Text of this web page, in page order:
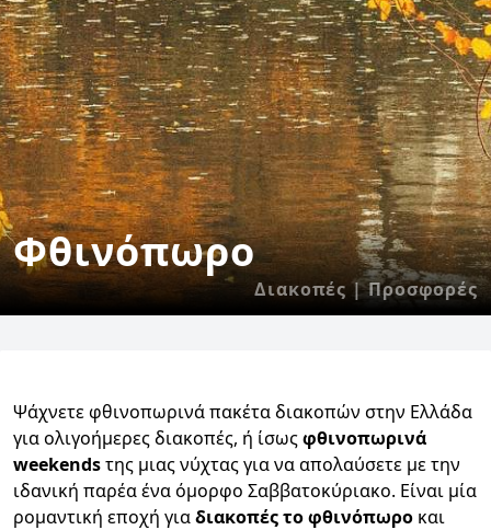
Φθινόπωρο
Διακοπές | Προσφορές
Ψάχνετε φθινοπωρινά πακέτα διακοπών στην Ελλάδα
για ολιγοήμερες διακοπές, ή ίσωςφθινοπωρινά
weekendsτης μιας νύχτας για να απολαύσετε με την
ιδανική παρέα ένα όμορφο Σαββατοκύριακο. Είναι μία
ρομαντική εποχή γιαδιακοπές το φθινόπωρο και